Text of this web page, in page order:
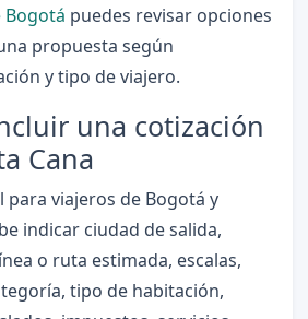
Bogotá puedes revisar opciones
propuesta según
y tipo de viajero.
una cotización
Cana
para viajeros de Bogotá y
indicar ciudad de salida,
o ruta estimada, escalas,
tipo de habitación,